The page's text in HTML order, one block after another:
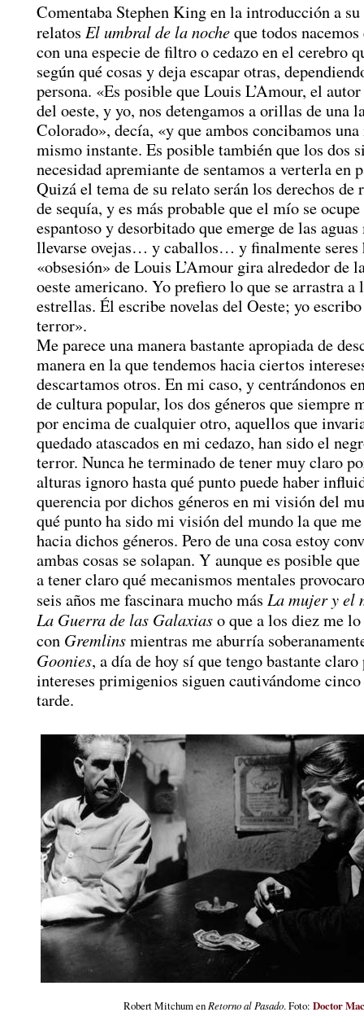
Comentaba Stephen King en la introducción a
relatos El umbral de la nocheque todos
con una especie de filtro o cedazo en el cerebro
según qué cosas y deja escapar otras,
persona. «Es posible que Louis L’Amour, el
del oeste, y yo, nos detengamos a orillas de una
Colorado», decía, «y que ambos concibamos
mismo instante. Es posible también que los dos
necesidad apremiante de sentamos a verterla en
Quizá el tema de su relato serán los derechos de
de sequía, y es más probable que el mío se
espantoso y desorbitado que emerge de las aguas
llevarse ovejas… y caballos… y finalmente seres
«obsesión» de Louis L’Amour gira alrededor de
oeste americano. Yo prefiero lo que se arrastra a
estrellas. Él escribe novelas del Oeste; yo
terror».
Me parece una manera bastante apropiada de
manera en la que tendemos hacia ciertos
descartamos otros. En mi caso, y centrándonos
de cultura popular, los dos géneros que siempre
por encima de cualquier otro, aquellos que
quedado atascados en mi cedazo, han sido el
terror. Nunca he terminado de tener muy claro
alturas ignoro hasta qué punto puede haber
querencia por dichos géneros en mi visión del
qué punto ha sido mi visión del mundo la que
hacia dichos géneros. Pero de una cosa estoy
ambas cosas se solapan. Y aunque es posible
a tener claro qué mecanismos mentales
seis años me fascinara mucho más La mujer y el
La Guerra de las Galaxiaso que a los diez me
con Gremlinsmientras me aburría
Goonies, a día de hoy sí que tengo bastante claro
intereses primigenios siguen cautivándome
tarde.
Robert Mitchum en Retorno al Pasado. Foto: Doctor